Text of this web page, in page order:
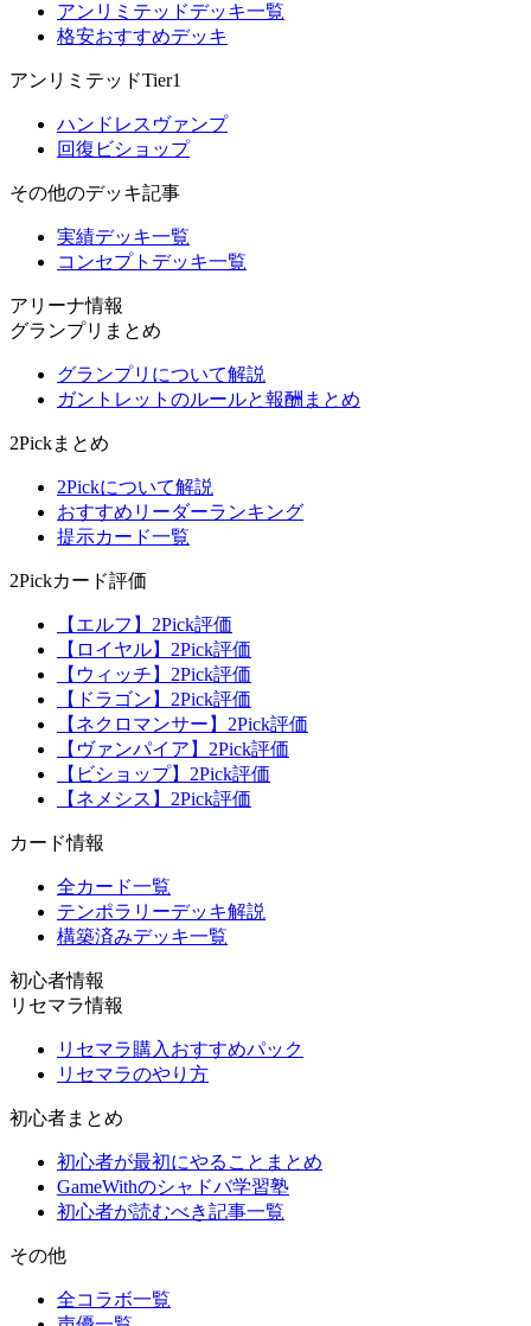
アンリミテッドデッキ一覧
格安おすすめデッキ
アンリミテッドTier1
ハンドレスヴァンプ
回復ビショップ
その他のデッキ記事
実績デッキ一覧
コンセプトデッキ一覧
アリーナ情報
グランプリまとめ
グランプリについて解説
ガントレットのルールと報酬まとめ
2Pickまとめ
2Pickについて解説
おすすめリーダーランキング
提示カード一覧
2Pickカード評価
【エルフ】2Pick評価
【ロイヤル】2Pick評価
【ウィッチ】2Pick評価
【ドラゴン】2Pick評価
【ネクロマンサー】2Pick評価
【ヴァンパイア】2Pick評価
【ビショップ】2Pick評価
【ネメシス】2Pick評価
カード情報
全カード一覧
テンポラリーデッキ解説
構築済みデッキ一覧
初心者情報
リセマラ情報
リセマラ購入おすすめパック
リセマラのやり方
初心者まとめ
初心者が最初にやることまとめ
GameWithのシャドバ学習塾
初心者が読むべき記事一覧
その他
全コラボ一覧